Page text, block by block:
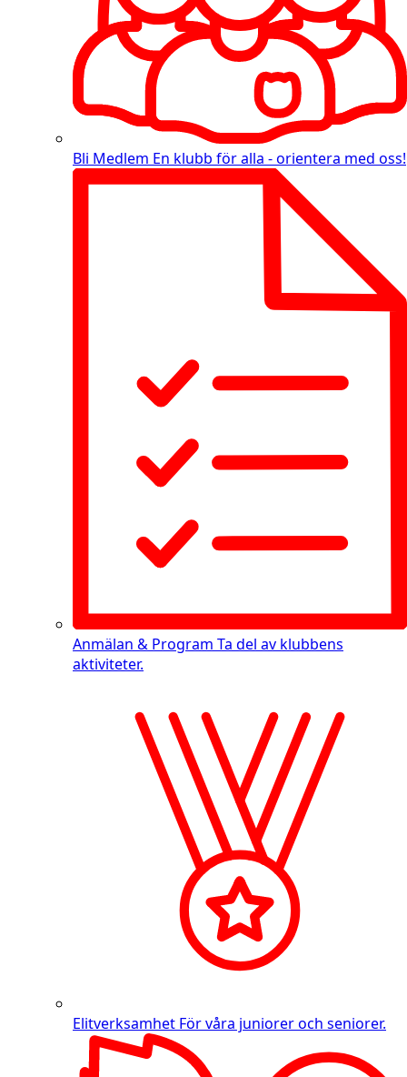
Bli Medlem En klubb för alla - orientera med oss!
Anmälan & Program Ta del av klubbens
aktiviteter.
Elitverksamhet För våra juniorer och seniorer.